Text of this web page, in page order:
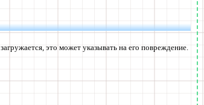
это может указывать на его повреждение.